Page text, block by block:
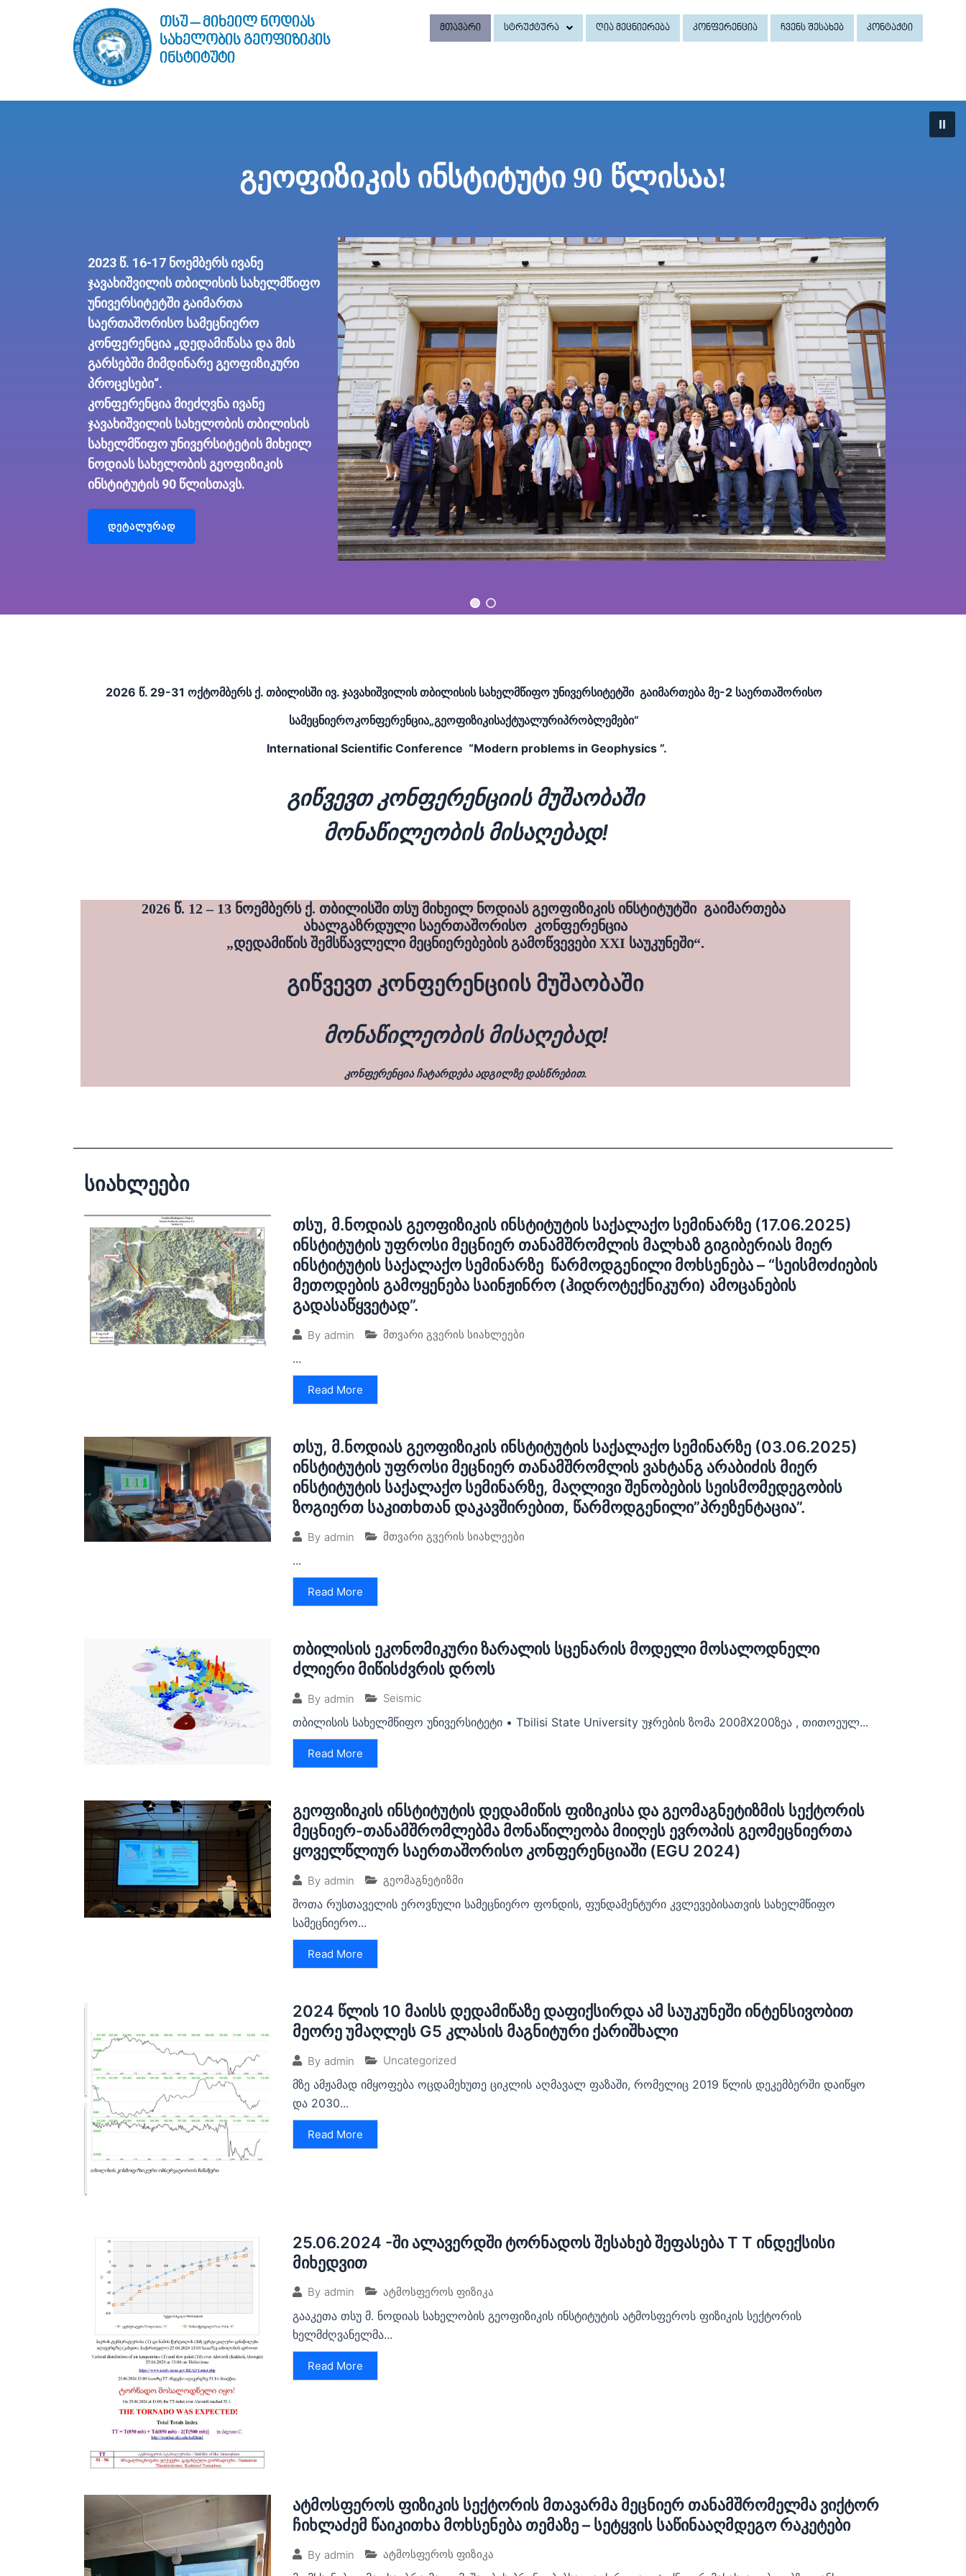
თსუ – მიხეილ ნოდიას
სახელობის გეოფიზიკის
ინსტიტუტი
მთავარი სტრუქტურა ღია მეცნიერება კონფერენცია ჩვენს შესახებ კონტაქტი
გეოფიზიკის ინსტიტუტი 90 წლისაა!
2023 წ. 16-17 ნოემბერს ივანე
ჯავახიშვილის თბილისის სახელმწიფო
უნივერსიტეტში გაიმართა
საერთაშორისო სამეცნიერო
კონფერენცია „დედამიწასა და მის
გარსებში მიმდინარე გეოფიზიკური
პროცესები“.
კონფერენცია მიეძღვნა ივანე
ჯავახიშვილის სახელობის თბილისის
სახელმწიფო უნივერსიტეტის მიხეილ
ნოდიას სახელობის გეოფიზიკის
ინსტიტუტის 90 წლისთავს.
დეტალურად
2026 წ. 29-31 ოქტომბერს ქ. თბილისში ივ. ჯავახიშვილის თბილისის სახელმწიფო უნივერსიტეტში გაიმართება მე-2 საერთაშორისო
სამეცნიეროკონფერენცია„გეოფიზიკისაქტუალურიპრობლემები“
International Scientific Conference “Modern problems in Geophysics ”.
გიწვევთ კონფერენციის მუშაობაში
მონაწილეობის მისაღებად!
2026 წ. 12 – 13 ნოემბერს ქ. თბილისში თსუ მიხეილ ნოდიას გეოფიზიკის ინსტიტუტში  გაიმართება
ახალგაზრდული საერთაშორისო  კონფერენცია
„დედამიწის შემსწავლელი მეცნიერებების გამოწვევები XXI საუკუნეში“.
გიწვევთ კონფერენციის მუშაობაში
მონაწილეობის მისაღებად!
კონფერენცია ჩატარდებაადგილზე დასწრებით.
სიახლეები
თსუ, მ.ნოდიას გეოფიზიკის ინსტიტუტის საქალაქო სემინარზე (17.06.2025)
ინსტიტუტის უფროსი მეცნიერ თანამშრომლის მალხაზ გიგიბერიას მიერ
ინსტიტუტის საქალაქო სემინარზე წარმოდგენილი მოხსენება – “სეისმოძიების
მეთოდების გამოყენება საინჟინრო (ჰიდროტექნიკური) ამოცანების
გადასაწყვეტად”.
By admin მთვარი გვერის სიახლეები
...
Read More
თსუ, მ.ნოდიას გეოფიზიკის ინსტიტუტის საქალაქო სემინარზე (03.06.2025)
ინსტიტუტის უფროსი მეცნიერ თანამშრომლის ვახტანგ არაბიძის მიერ
ინსტიტუტის საქალაქო სემინარზე, მაღლივი შენობების სეისმომედეგობის
ზოგიერთ საკითხთან დაკავშირებით, წარმოდგენილი”პრეზენტაცია”.
By admin მთვარი გვერის სიახლეები
...
Read More
თბილისის ეკონომიკური ზარალის სცენარის მოდელი მოსალოდნელი
ძლიერი მიწისძვრის დროს
By admin Seismic
თბილისის სახელმწიფო უნივერსიტეტი • Tbilisi State University უჯრების ზომა 200მX200ზეა , თითოეულ...
Read More
გეოფიზიკის ინსტიტუტის დედამიწის ფიზიკისა და გეომაგნეტიზმის სექტორის
მეცნიერ-თანამშრომლებმა მონაწილეობა მიიღეს ევროპის გეომეცნიერთა
ყოველწლიურ საერთაშორისო კონფერენციაში (EGU 2024)
By admin გეომაგნეტიზმი
შოთა რუსთაველის ეროვნული სამეცნიერო ფონდის, ფუნდამენტური კვლევებისათვის სახელმწიფო
სამეცნიერო...
Read More
2024 წლის 10 მაისს დედამიწაზე დაფიქსირდა ამ საუკუნეში ინტენსივობით
მეორე უმაღლეს G5 კლასის მაგნიტური ქარიშხალი
By admin Uncategorized
მზე ამჟამად იმყოფება ოცდამეხუთე ციკლის აღმავალ ფაზაში, რომელიც 2019 წლის დეკემბერში დაიწყო
და 2030...
Read More
25.06.2024 -ში ალავერდში ტორნადოს შესახებ შეფასება T T ინდექსისი
მიხედვით
By admin ატმოსფეროს ფიზიკა
გააკეთა თსუ მ. ნოდიას სახელობის გეოფიზიკის ინსტიტუტის ატმოსფეროს ფიზიკის სექტორის
ხელმძღვანელმა...
Read More
ატმოსფეროს ფიზიკის სექტორის მთავარმა მეცნიერ თანამშრომელმა ვიქტორ
ჩიხლაძემ წაიკითხა მოხსენება თემაზე – სეტყვის საწინააღმდეგო რაკეტები
By admin ატმოსფეროს ფიზიკა